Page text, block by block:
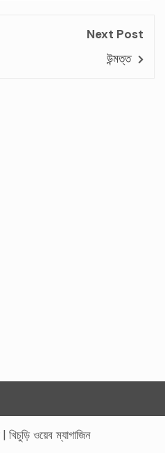
Next Post
উন্মত্ত
| খিচুড়ি ওয়েব ম্যাগাজিন